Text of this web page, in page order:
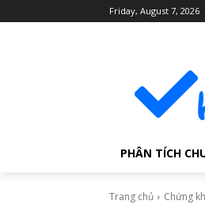
Friday, August 7, 2026
PHÂN TÍCH
Trang chủ Chứng